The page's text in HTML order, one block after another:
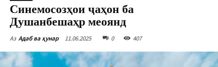
Синемосозҳои ҷаҳон ба
Душанбешаҳр меоянд
Аз Адаб ва ҳунар 11.06.2025 0 407